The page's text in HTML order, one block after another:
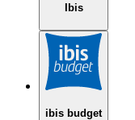
Ibis
ibis budget